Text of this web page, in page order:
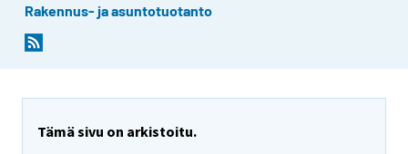
Rakennus- ja asuntotuotanto
Tämä sivu on arkistoitu.